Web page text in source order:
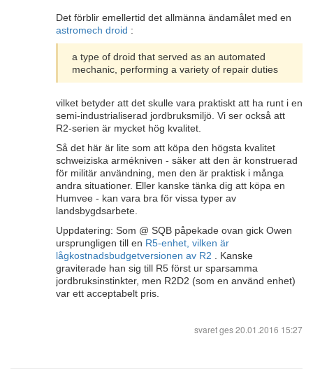
Det förblir emellertid det allmänna ändamålet med en
astromech droid :
a type of droid that served as an automated
mechanic, performing a variety of repair duties
vilket betyder att det skulle vara praktiskt att ha runt i en
semi-industrialiserad jordbruksmiljö. Vi ser också att
R2-serien är mycket hög kvalitet.
Så det här är lite som att köpa den högsta kvalitet
schweiziska armékniven - säker att den är konstruerad
för militär användning, men den är praktisk i många
andra situationer. Eller kanske tänka dig att köpa en
Humvee - kan vara bra för vissa typer av
landsbygdsarbete.
Uppdatering: Som @ SQB påpekade ovan gick Owen
ursprungligen till en R5-enhet, vilken är
lågkostnadsbudgetversionen av R2
. Kanske
graviterade han sig till R5 först ur sparsamma
jordbruksinstinkter, men R2D2 (som en använd enhet)
var ett acceptabelt pris.
svaret ges20.01.2016 15:27